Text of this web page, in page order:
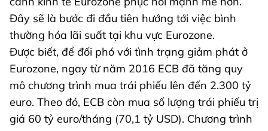
Đây sẽ là bước đi đầu tiên hướng tới việc bình
thường hóa lãi suất tại khu vực Eurozone.
Được biết, để đối phó với tình trạng giảm phát ở
Eurozone, ngay từ năm 2016 ECB đã tăng quy
mô chương trình mua trái phiếu lên đến 2.300 tỷ
euro. Theo đó, ECB còn mua số lượng trái phiếu trị
giá 60 tỷ euro/tháng (70,1 tỷ USD). Chương trình